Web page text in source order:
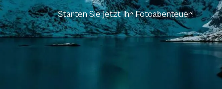
Starten Sie jetzt Ihr Fotoabenteuer!